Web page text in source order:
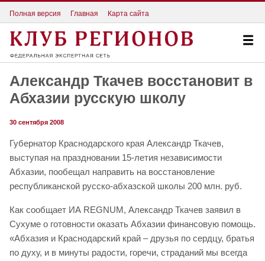
Полная версия Главная Карта сайта
Александр Ткачев восстановит в
Абхазии русскую школу
30 сентября 2008
Губернатор Краснодарского края Александр Ткачев,
выступая на праздновании 15-летия независимости
Абхазии, пообещал направить на восстановление
республиканской русско-абхазской школы 200 млн. руб.
Как сообщает ИА REGNUM, Александр Ткачев заявил в
Сухуме о готовности оказать Абхазии финансовую помощь.
«Абхазия и Краснодарский край – друзья по сердцу, братья
по духу, и в минуты радости, горечи, страданий мы всегда